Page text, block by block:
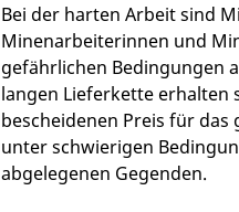
Bei der harten Arbeit sind
Minenarbeiterinnen und
gefährlichen Bedingungen
langen Lieferkette erhalten
bescheidenen Preis für
unter schwierigen
abgelegenen Gegenden.